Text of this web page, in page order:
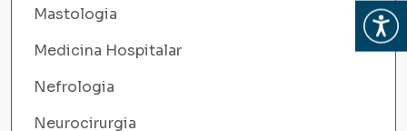
Abrir
Mastologia
Medicina Hospitalar
Nefrologia
Neurocirurgia